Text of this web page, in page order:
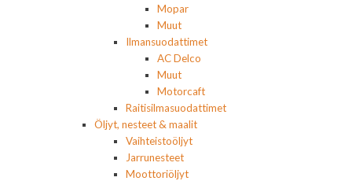
Mopar
Muut
Ilmansuodattimet
AC Delco
Muut
Motorcaft
Raitisilmasuodattimet
Öljyt, nesteet & maalit
Vaihteistoöljyt
Jarrunesteet
Moottoriöljyt